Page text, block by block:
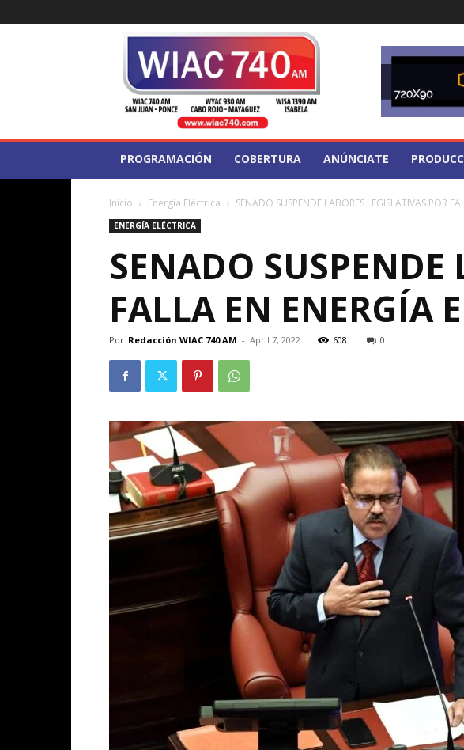
PROGRAMACIÓN COBERTURA ANÚNCIATE
Inicio Energía Eléctrica SENADO SUSPENDE LABORES LEGISLATIVAS POR
ENERGÍA ELÉCTRICA
SENADO SUSPENDE
FALLA EN ENERGÍA
Por Redacción WIAC 740 AM - April 7, 2022 608 0